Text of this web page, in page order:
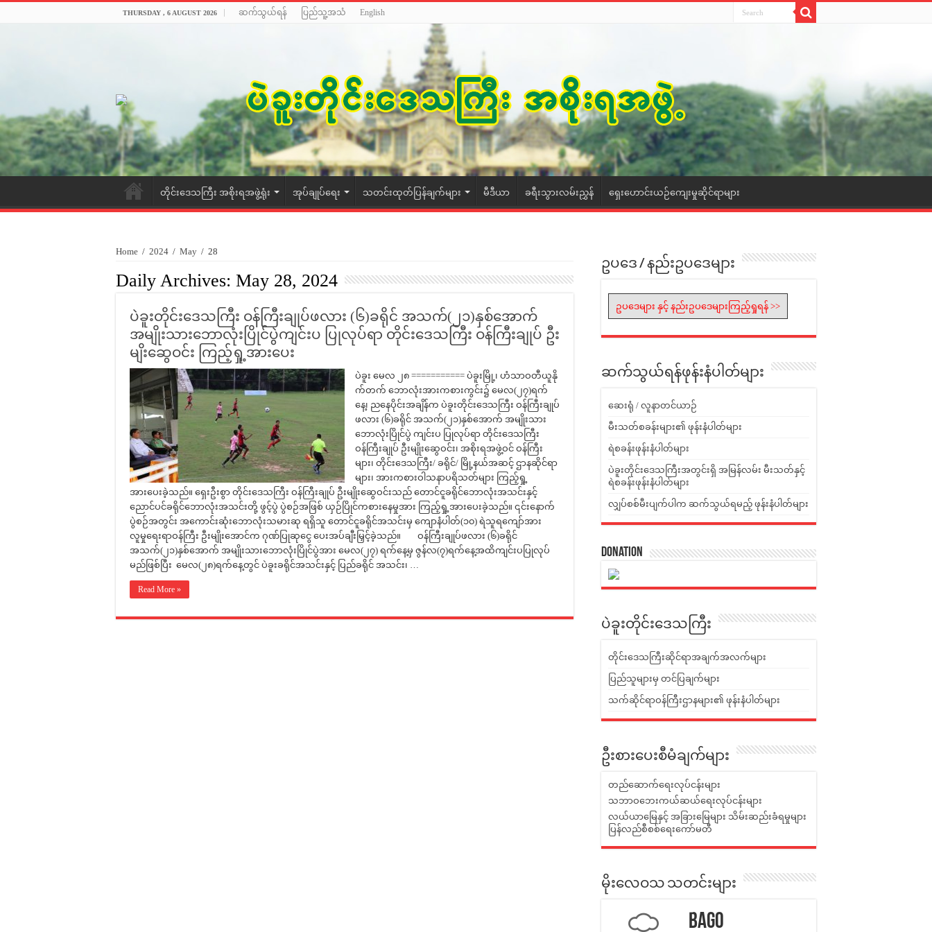
THURSDAY , 6 AUGUST 2026 ဆက်သွယ်ရန် ပြည်သူ့အသံ English
တိုင်းဒေသကြီး အစိုးရအဖွဲ့ရုံး အုပ်ချုပ်ရေး သတင်းထုတ်ပြန်ချက်များ မီဒီယာ ခရီးသွားလမ်းညွှန် ရှေးဟောင်းယဉ်ကျေးမှုဆိုင်ရာများ
Home / 2024 / May / 28
Daily Archives: May 28, 2024
ပဲခူးတိုင်းဒေသကြီး ဝန်ကြီးချုပ်ဖလား (၆)ခရိုင် အသက်(၂၁)နှစ်အောက်
အမျိုးသားဘောလုံးပြိုင်ပွဲကျင်းပ ပြုလုပ်ရာ တိုင်းဒေသကြီး ဝန်ကြီးချုပ် ဦး
မျိးဆွေဝင်း ကြည့်ရှု့အားပေး
ပဲခူး မေလ ၂၈ =========== ပဲခူးမြို့၊ ဟံသာဝတီယူနို
က်တက် ဘောလုံးအားကစားကွင်း၌ မေလ(၂၇)ရက်
နေ့၊ ညနေပိုင်းအချိန်က ပဲခူးတိုင်းဒေသကြီး ဝန်ကြီးချုပ်
ဖလား (၆)ခရိုင် အသက်(၂၁)နှစ်အောက် အမျိုးသား
ဘောလုံးပြိုင်ပွဲ ကျင်းပ ပြုလုပ်ရာ တိုင်းဒေသကြီး
ဝန်ကြီးချုပ် ဦးမျိုးဆွေဝင်း၊ အစိုးရအဖွဲ့ဝင် ဝန်ကြီး
များ၊ တိုင်းဒေသကြီး/ ခရိုင်/ မြို့နယ်အဆင့် ဌာနဆိုင်ရာ
များ၊ အားကစားဝါသနာပရိသတ်များ ကြည့်ရှု့
အားပေးခဲ့သည်။ ရှေးဦးစွာ တိုင်းဒေသကြီး ဝန်ကြီးချုပ် ဦးမျိုးဆွေဝင်းသည် တောင်ငူခရိုင်ဘောလုံးအသင်းနှင့်
ညောင်ပင်ခရိုင်ဘောလုံးအသင်းတို့ ဖွင့်ပွဲ ပွဲစဉ်အဖြစ် ယှဉ်ပြိုင်ကစားနေမှုအား ကြည့်ရှု့အားပေးခဲ့သည်။ ၎င်းနောက်
ပွဲစဉ်အတွင်း အကောင်းဆုံးဘောလုံးသမားဆု ရရှိသူ တောင်ငူခရိုင်အသင်းမှ ကျောနံပါတ်(၁၀) ရဲသူရကျော်အား
လူမှုရေးရာဝန်ကြီး ဦးမျိုးအောင်က ဂုဏ်ပြုဆုငွေ ပေးအပ်ချီးမြှင့်ခဲ့သည်။ ဝန်ကြီးချုပ်ဖလား (၆)ခရိုင်
အသက်(၂၁)နှစ်အောက် အမျိုးသားဘောလုံးပြိုင်ပွဲအား မေလ(၂၇) ရက်နေ့မှ ဇွန်လ(၇)ရက်နေ့အထိကျင်းပပြုလုပ်
မည်ဖြစ်ပြီး မေလ(၂၈)ရက်နေ့တွင် ပဲခူးခရိုင်အသင်းနှင့် ပြည်ခရိုင် အသင်း၊ …
Read More »
ဥပဒေ / နည်းဥပဒေများ
ဥပဒေများ နှင့် နည်းဥပဒေများကြည့်ရှုရန် >>
ဆက်သွယ်ရန်ဖုန်းနံပါတ်များ
ဆေးရုံ / လူနာတင်ယာဉ်
မီးသတ်စခန်းများ၏ ဖုန်းနံပါတ်များ
ရဲစခန်းဖုန်းနံပါတ်များ
ပဲခူးတိုင်းဒေသကြီးအတွင်းရှိ အမြန်လမ်း မီးသတ်နှင့်
ရဲစခန်းဖုန်းနံပါတ်များ
လျှပ်စစ်မီးပျက်ပါက ဆက်သွယ်ရမည့် ဖုန်းနံပါတ်များ
Donation
ပဲခူးတိုင်းဒေသကြီး
တိုင်းဒေသကြီးဆိုင်ရာအချက်အလက်များ
ပြည်သူများမှ တင်ပြချက်များ
သက်ဆိုင်ရာဝန်ကြီးဌာနများ၏ ဖုန်းနံပါတ်များ
ဦးစားပေးစီမံချက်များ
တည်ဆောက်ရေးလုပ်ငန်းများ
သဘာဝဘေးကယ်ဆယ်ရေးလုပ်ငန်းများ
လယ်ယာမြေနှင့် အခြားမြေများ သိမ်းဆည်းခံရမှုများ
ပြန်လည်စီစစ်ရေးကော်မတီ
မိုးလေဝသ သတင်းများ
Bago